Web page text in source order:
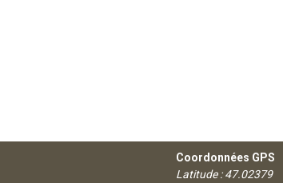
Coordonnées GPS
Latitude : 47.02379